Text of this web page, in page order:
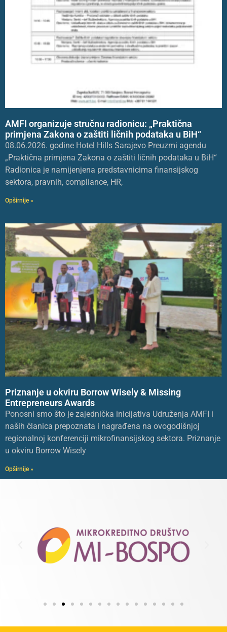
AMFI organizuje stručnu radionicu: „Praktična
primjena Zakona o zaštiti ličnih podataka u BiH“
08.06.2026. godine Hotel Hills Sarajevo Preuzmi agendu
„Praktična primjena Zakona o zaštiti ličnih podataka u BiH“
Radionica je namijenjena predstavnicima finansijskog
sektora, pravnih, compliance, HR,
Opširnije »
Priznanje u okviru Borrow Wisely & Missing
Entrepreneurs Awards
Ponosni smo što je zajednička inicijativa Udruženja AMFI i
naših članica prepoznata i nagrađena na ovogodišnjoj
regionalnoj konferenciji mikrofinansijskog sektora. Priznanje
u okviru Borrow Wisely
Opširnije »